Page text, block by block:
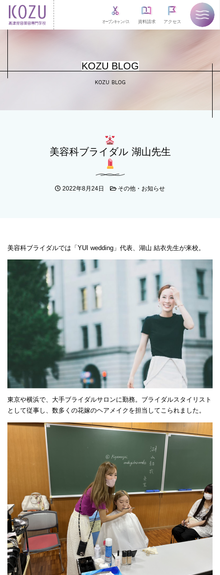
オープンキャンパス 資料請求 アクセス
KOZU BLOG
KOZU BLOG
美容科ブライダル 湖山先生
2022年8月24日 その他・お知らせ
美容科ブライダルでは「YUI wedding」代表、湖山 結衣先生が来校。
東京や横浜で、大手ブライダルサロンに勤務。ブライダルスタイリスト
として従事し、数多くの花嫁のヘアメイクを担当してこられました。